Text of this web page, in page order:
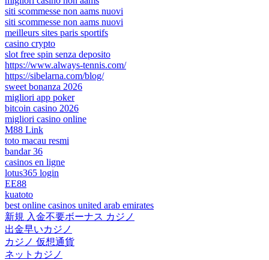
siti scommesse non aams nuovi
siti scommesse non aams nuovi
meilleurs sites paris sportifs
casino crypto
slot free spin senza deposito
https://www.always-tennis.com/
https://sibelarna.com/blog/
sweet bonanza 2026
migliori app poker
bitcoin casino 2026
migliori casino online
M88 Link
toto macau resmi
bandar 36
casinos en ligne
lotus365 login
EE88
kuatoto
best online casinos united arab emirates
新規 入金不要ボーナス カジノ
出金早いカジノ
カジノ 仮想通貨
ネットカジノ